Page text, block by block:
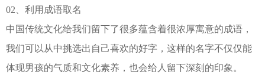
02、利用成语取名
中国传统文化给我们留下了很多蕴含着很浓厚寓意的成语，
我们可以从中挑选出自己喜欢的好字，这样的名字不仅仅能
体现男孩的气质和文化素养，也会给人留下深刻的印象。